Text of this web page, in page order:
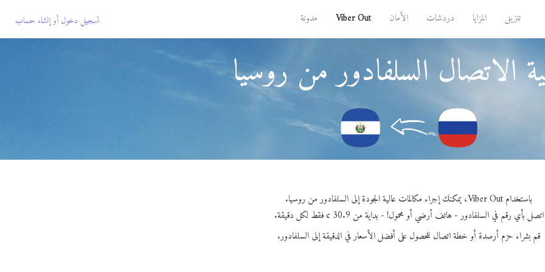
تنزيل المزايا دردشات الأمان Viber Out مدونة تسجيل دخول أوإنشاء حساب
الاتصال السلفادور من روسيا
باستخدام Viber Out، يمكنك إجراء مكالمات عالية الجودة إلى السلفادور من روسيا.
اتصل بأي رقم في السلفادور - هاتف أرضي أو محمول! - بداية من 30.9 ¢ فقط لكل دقيقة.
قم بشراء حزم أرصدة أو خطة اتصال للحصول على أفضل الأسعار في الدقيقة إلى السلفادور.